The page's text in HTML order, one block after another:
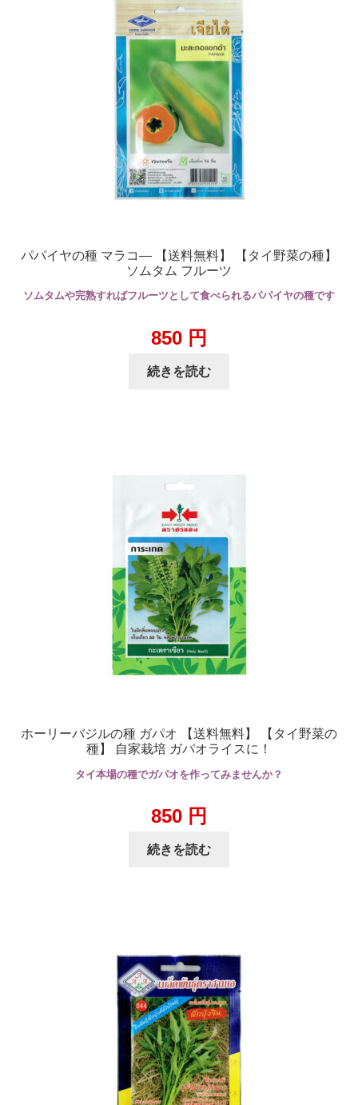
パパイヤの種 マラコ― 【送料無料】 【タイ野菜の種】
ソムタム フルーツ
ソムタムや完熟すればフルーツとして食べられるパパイヤの種です
850 円
続きを読む
ホーリーバジルの種 ガパオ 【送料無料】 【タイ野菜の
種】 自家栽培 ガパオライスに！
タイ本場の種でガパオを作ってみませんか？
850 円
続きを読む